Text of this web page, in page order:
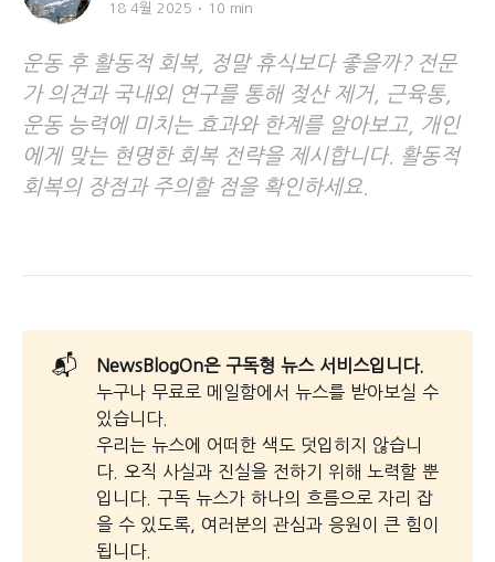
18 4월 2025 10 min
운동 후 활동적 회복, 정말 휴식보다 좋을까? 전문
가 의견과 국내외 연구를 통해 젖산 제거, 근육통,
운동 능력에 미치는 효과와 한계를 알아보고, 개인
에게 맞는 현명한 회복 전략을 제시합니다. 활동적
회복의 장점과 주의할 점을 확인하세요.
📬
NewsBlogOn은 구독형 뉴스 서비스입니다.
누구나 무료로 메일함에서 뉴스를 받아보실 수
있습니다.
우리는 뉴스에 어떠한 색도 덧입히지 않습니
다. 오직 사실과 진실을 전하기 위해 노력할 뿐
입니다. 구독 뉴스가 하나의 흐름으로 자리 잡
을 수 있도록, 여러분의 관심과 응원이 큰 힘이
됩니다.